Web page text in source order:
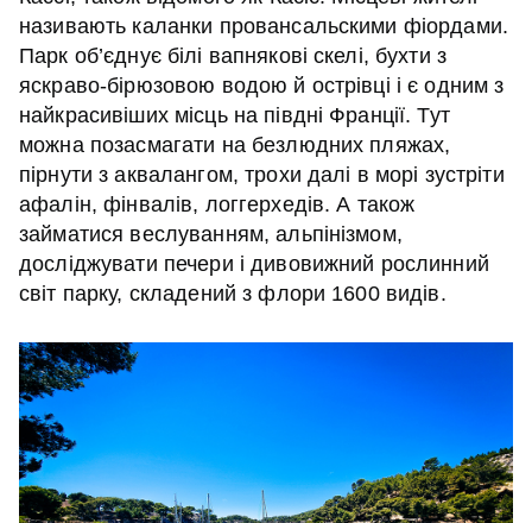
називають каланки провансальскими фіордами.
Парк об’єднує білі вапнякові скелі, бухти з
яскраво-бірюзовою водою й острівці і є одним з
найкрасивіших місць на півдні Франції. Тут
можна позасмагати на безлюдних пляжах,
пірнути з аквалангом, трохи далі в морі зустріти
афалін, фінвалів, логгерхедів. А також
займатися веслуванням, альпінізмом,
досліджувати печери і дивовижний рослинний
світ парку, складений з флори 1600 видів.